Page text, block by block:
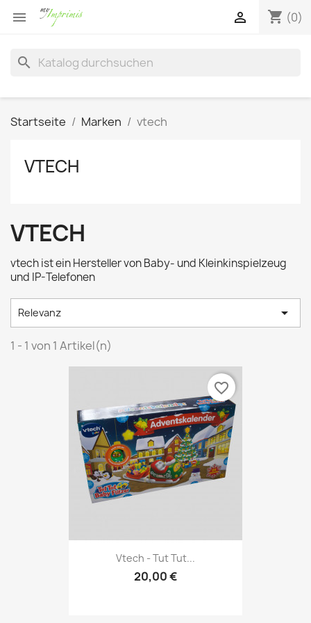
 shopping_cart (0)

search
Startseite Marken vtech
VTECH
VTECH
vtech ist ein Hersteller von Baby- und Kleinkinspielzeug
und IP-Telefonen
Relevanz 
1 - 1 von 1 Artikel(n)
Vtech - Tut Tut...
20,00 €
favorite_border